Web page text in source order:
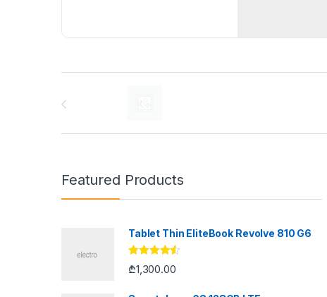
Featured Products
Tablet Thin EliteBook Revolve 810 G6
შეფასება
4.33, 5-
₾1,300.00